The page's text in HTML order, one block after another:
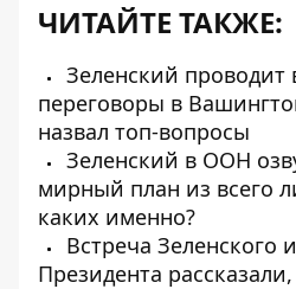
ЧИТАЙТЕ ТАКЖЕ:
Зеленский
переговоры в
назвал топ-вопросы
Зеленский в ООН
мирный план из всего
каких именно?
Встреча Зеленского
Президента